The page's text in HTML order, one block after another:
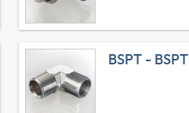
BSPT - BSPT